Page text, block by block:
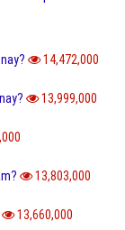
14,472,000
13,999,000
13,803,000
13,660,000